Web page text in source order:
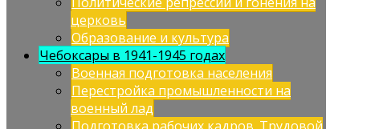
церковь
Образование и культура
Чебоксары в 1941-1945 годах
Военная подготовка населения
Перестройка промышленности на
военный лад